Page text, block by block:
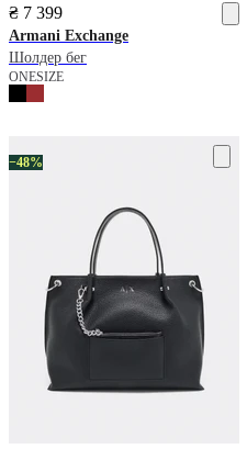
₴ 7 399
Armani Exchange
Шолдер бег
ONESIZE
−48%